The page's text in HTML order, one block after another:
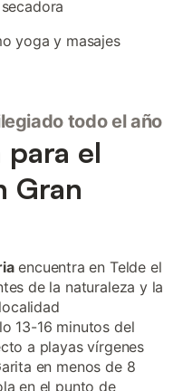
yoga y masajes
todo el año
el
Gran
encuentra en Telde el
de la naturaleza y la
13-16 minutos del
a playas vírgenes
en menos de 8
en el punto de